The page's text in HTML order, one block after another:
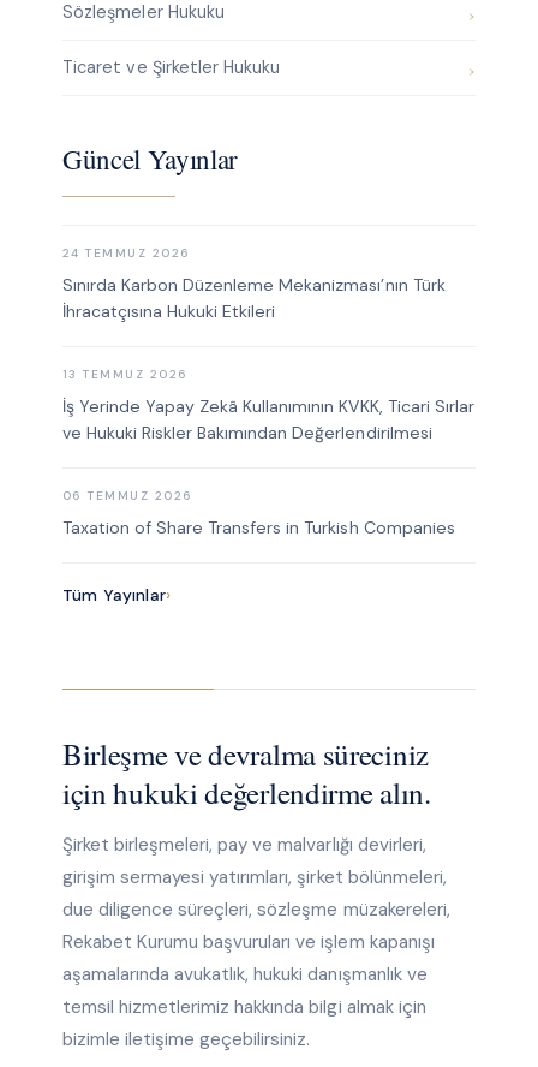
Sözleşmeler Hukuku
Ticaret ve Şirketler Hukuku
Güncel Yayınlar
24 TEMMUZ 2026
Sınırda Karbon Düzenleme Mekanizması’nın Türk
İhracatçısına Hukuki Etkileri
13 TEMMUZ 2026
İş Yerinde Yapay Zekâ Kullanımının KVKK, Ticari Sırlar
ve Hukuki Riskler Bakımından Değerlendirilmesi
06 TEMMUZ 2026
Taxation of Share Transfers in Turkish Companies
Tüm Yayınlar›
Birleşme ve devralma süreciniz
için hukuki değerlendirme alın.
Şirket birleşmeleri, pay ve malvarlığı devirleri,
girişim sermayesi yatırımları, şirket bölünmeleri,
due diligence süreçleri, sözleşme müzakereleri,
Rekabet Kurumu başvuruları ve işlem kapanışı
aşamalarında avukatlık, hukuki danışmanlık ve
temsil hizmetlerimiz hakkında bilgi almak için
bizimle iletişime geçebilirsiniz.